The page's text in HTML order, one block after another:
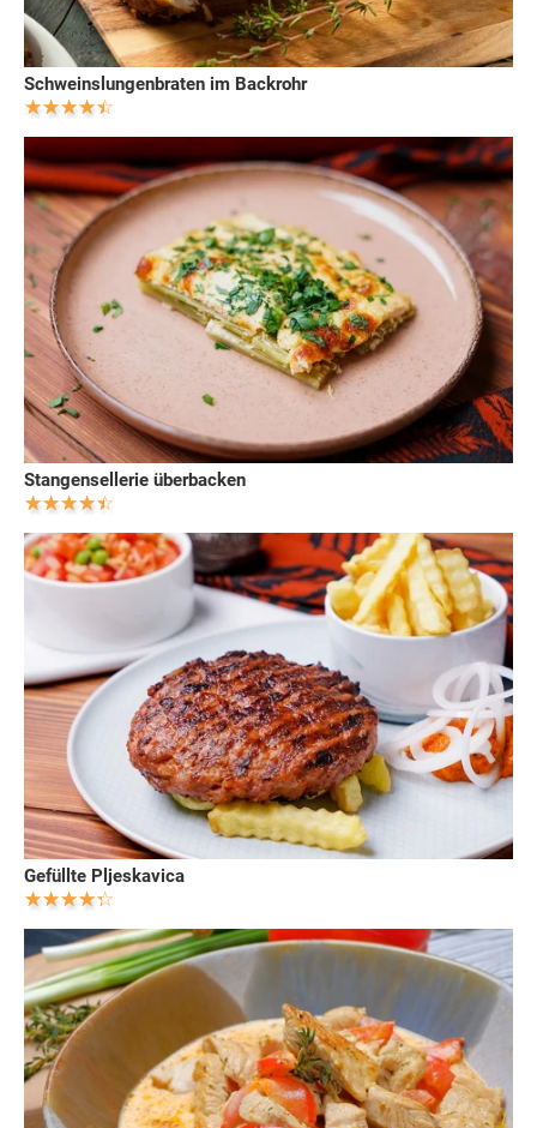
Schweinslungenbraten im Backrohr
Stangensellerie überbacken
Gefüllte Pljeskavica